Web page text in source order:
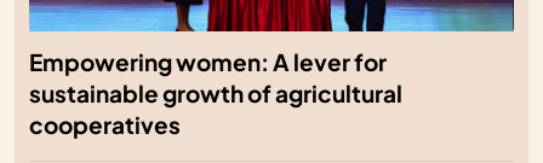
Empowering women: A lever for
sustainable growth of agricultural
cooperatives